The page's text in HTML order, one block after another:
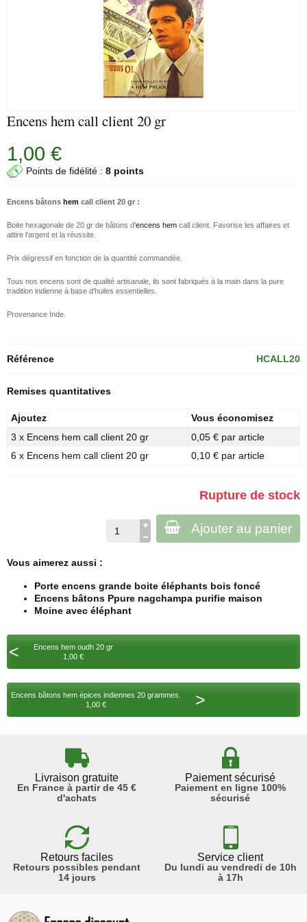
Encens hem call client 20 gr
1,00 €
Points de fidélité : 8 points
Encens bâtons hem call client 20 gr :
Boite hexagonale de 20 gr de bâtons d'encens hem call client. Favorise les affaires et
attire l'argent et la réussite.
Prix dégressif en fonction de la quantité commandée.
Tous nos encens sont de qualité artisanale, ils sont fabriqués à la main dans la pure
tradition indienne à base d'huiles essentielles.
Provenance Inde.
Référence HCALL20
Remises quantitatives
Ajoutez
Vous économisez
3 x Encens hem call client 20 gr
0,05 € par article
6 x Encens hem call client 20 gr
0,10 € par article
Rupture de stock
Ajouter au panier
Vous aimerez aussi :
Porte encens grande boite éléphants bois foncé
Encens bâtons Ppure nagchampa purifie maison
Moine avec éléphant
<
Encens hem oudh 20 gr
1,00 €
Encens bâtons hem épices indiennes 20 grammes.
1,00 €
>
Livraison gratuite
En France à partir de 45 €
d'achats
Paiement sécurisé
Paiement en ligne 100%
sécurisé
Retours faciles
Retours possibles pendant
14 jours
Service client
Du lundi au vendredi de 10h
à 17h